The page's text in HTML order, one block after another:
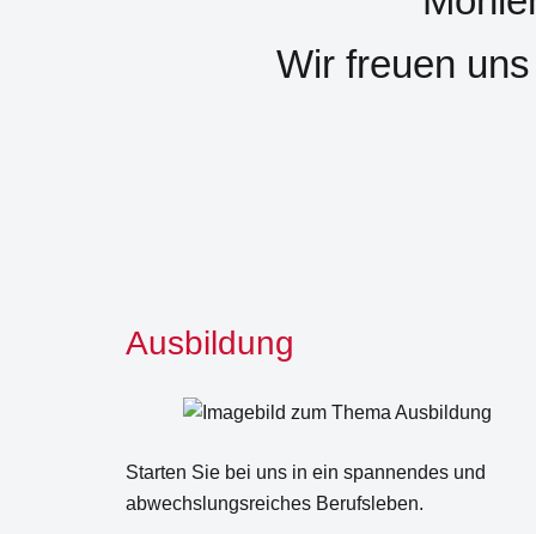
Wir freuen
Ausbildung
Starten Sie bei uns in ein spannendes und
abwechslungsreiches Berufsleben.